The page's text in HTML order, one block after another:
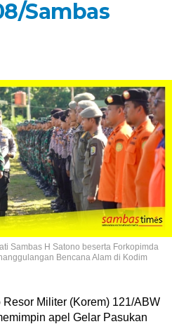
Sambas
Sambas H Satono beserta Forkopimda
Bencana Alam di Kodim
Resor Militer (Korem) 121/ABW
apel Gelar Pasukan